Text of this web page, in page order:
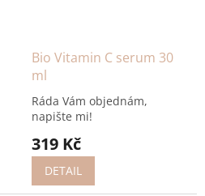
Bio Vitamin C serum 30
ml
Ráda Vám objednám,
napište mi!
319 Kč
DETAIL